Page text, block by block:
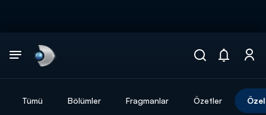
Tümü Bölümler Fragmanlar Özetler